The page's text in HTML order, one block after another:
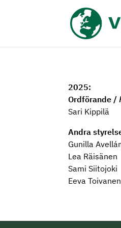
2025:
Ordförande /
Sari Kippilä
Andra
Gunilla
Lea Räisänen
Sami Siitojoki
Eeva Toivanen